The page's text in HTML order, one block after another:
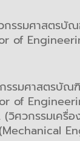
รรมศาสตรบั
of
รรมศาสตรบัณ
of
วิศวกรรมเครื่อ